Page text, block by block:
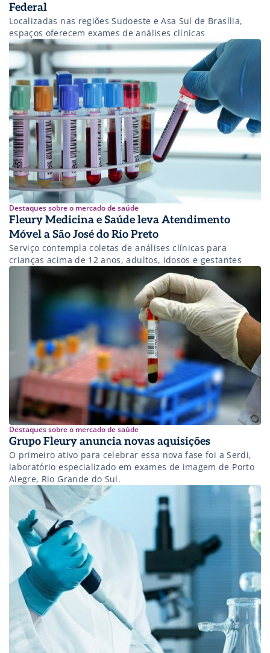
Federal
Localizadas nas regiões Sudoeste e Asa Sul de Brasília,
espaços oferecem exames de análises clínicas
Destaques sobre o mercado de saúde
Fleury Medicina e Saúde leva Atendimento
Móvel a São José do Rio Preto
Serviço contempla coletas de análises clínicas para
crianças acima de 12 anos, adultos, idosos e gestantes
Destaques sobre o mercado de saúde
Grupo Fleury anuncia novas aquisições
O primeiro ativo para celebrar essa nova fase foi a Serdi,
laboratório especializado em exames de imagem de Porto
Alegre, Rio Grande do Sul.